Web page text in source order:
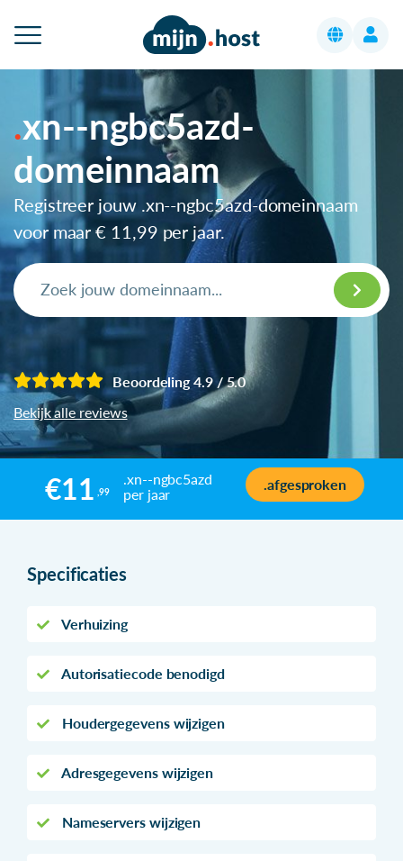
xn--ngbc5azd-
domeinnaam
Registreer jouw .xn--ngbc5azd-domeinnaam
voor maar€ 11,99 per jaar.
Beoordeling 4.9 / 5.0
Bekijk alle reviews
€11 ,99
.xn--ngbc5azd
per jaar
.afgesproken
Specificaties
Verhuizing
Autorisatiecode benodigd
Houdergegevens wijzigen
Adresgegevens wijzigen
Nameservers wijzigen